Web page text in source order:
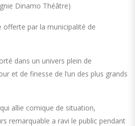
Dinamo Théâtre)
offerte par la municipalité de
dans un univers plein de
et de finesse de l’un des plus grands
allie comique de situation,
remarquable a ravi le public pendant